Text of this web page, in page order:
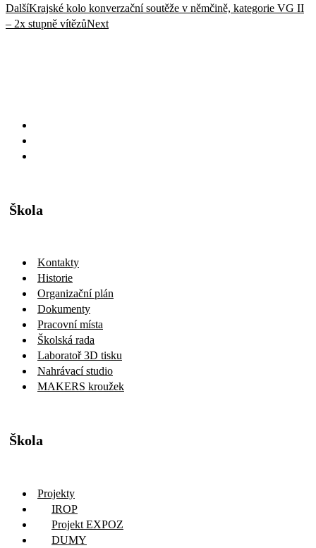
DalšíKrajské kolo konverzační soutěže v němčině, kategorie VG II
– 2x stupně vítězůNext
Škola
Kontakty
Historie
Organizační plán
Dokumenty
Pracovní místa
Školská rada
Laboratoř 3D tisku
Nahrávací studio
MAKERS kroužek
Škola
Projekty
IROP
Projekt EXPOZ
DUMY